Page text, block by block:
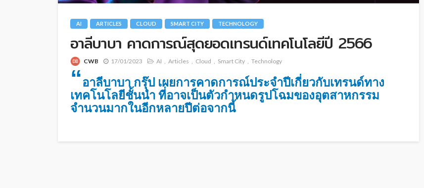
AI ARTICLES CLOUD SMART CITY TECHNOLOGY
อาลีบาบา คาดการณ์สุดยอดเทรนด์เทคโนโลยีปี 2566
CWB 17/01/2023 AI Articles Cloud Smart City Technology
“อาลีบาบา กรุ๊ป เผยการคาดการณ์ประจำปีเกี่ยวกับเทรนด์ทาง
เทคโนโลยีชั้นนำ ที่อาจเป็นตัวกำหนดรูปโฉมของอุตสาหกรรม
จำนวนมากในอีกหลายปีต่อจากนี้